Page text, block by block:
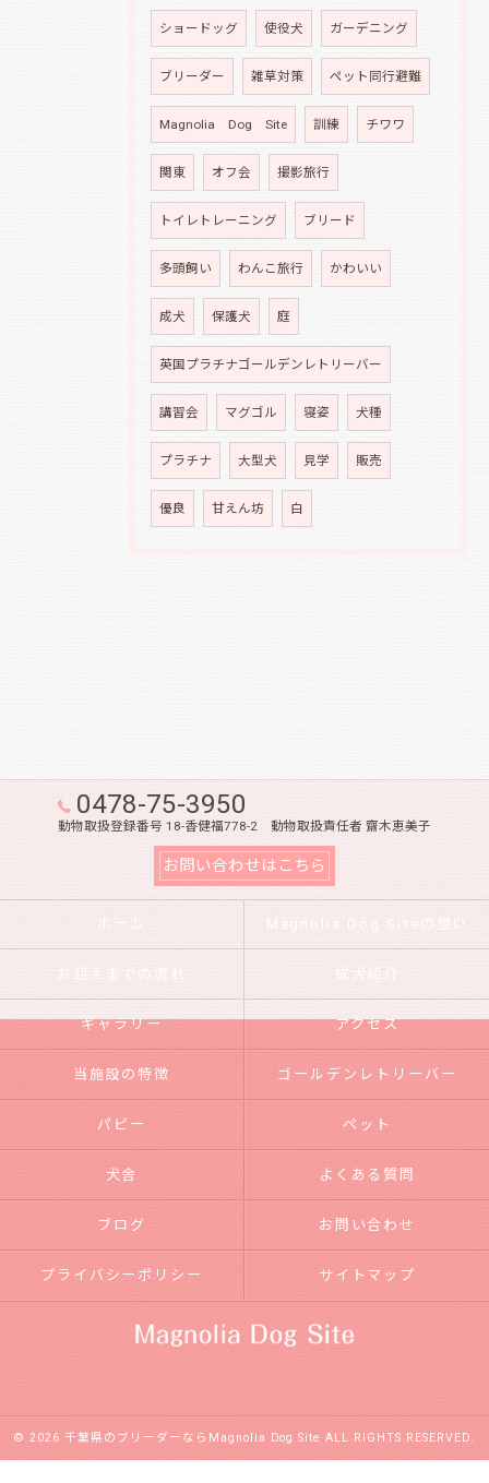
ショードッグ 使役犬 ガーデニング
ブリーダー 雑草対策 ペット同行避難
Magnolia Dog Site 訓練 チワワ
関東 オフ会 撮影旅行
トイレトレーニング ブリード
多頭飼い わんこ旅行 かわいい
成犬 保護犬 庭
英国プラチナゴールデンレトリーバー
講習会 マグゴル 寝姿 犬種
プラチナ 大型犬 見学 販売
優良 甘えん坊 白
0478-75-3950
動物取扱登録番号 18-香健福778-2 動物取扱責任者 齋木恵美子
お問い合わせはこちら
ホーム Magnolia Dog Siteの想い
お迎えまでの流れ 成犬紹介
ギャラリー アクセス
当施設の特徴 ゴールデンレトリーバー
パピー ペット
犬舎 よくある質問
ブログ お問い合わせ
プライバシーポリシー サイトマップ
© 2026 千葉県のブリーダーならMagnolia Dog Site ALL RIGHTS RESERVED.